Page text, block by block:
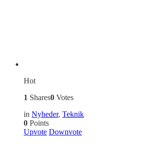
Hot
1 Shares0 Votes
in Nyheder, Teknik
0 Points
Upvote Downvote